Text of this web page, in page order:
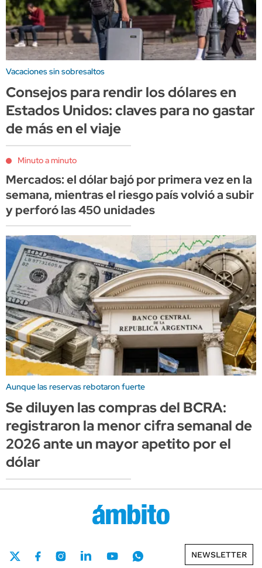
Vacaciones sin sobresaltos
Consejos para rendir los dólares en
Estados Unidos: claves para no gastar
de más en el viaje
Minuto a minuto
Mercados: el dólar bajó por primera vez en la
semana, mientras el riesgo país volvió a subir
y perforó las 450 unidades
Aunque las reservas rebotaron fuerte
Se diluyen las compras del BCRA:
registraron la menor cifra semanal de
2026 ante un mayor apetito por el
dólar
NEWSLETTER